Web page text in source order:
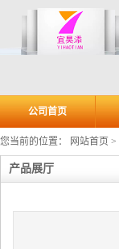
公司首页
您当前的位置： 网站首页 >
产品展厅